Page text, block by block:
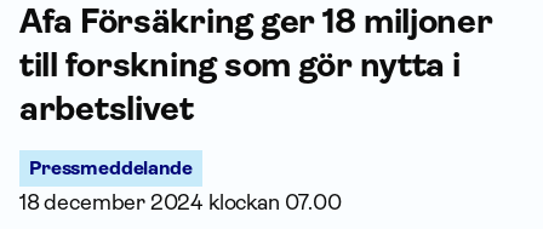
Afa För­säkring ger 18 miljoner
till forskning som gör nytta i
arbetslivet
Pressmeddelande
18 december 2024 klockan 07.00